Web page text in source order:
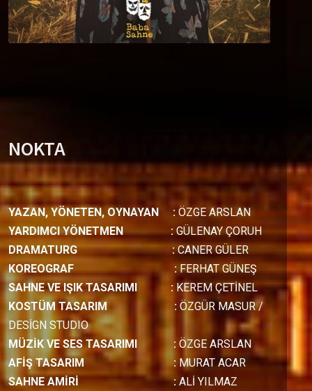
NOKTA
YAZAN, YÖNETEN, OYNAYAN : ÖZGE ARSLAN
YARDIMCI YÖNETMEN
:GÜLENAY ÇORUH
DRAMATURG
:CANER GÜLER
KOREOGRAF
: FERHAT GÜNEŞ
SAHNE VE IŞIK TASARIMI
: KEREM ÇETİNEL
KOSTÜM TASARIM
: ÖZGÜR MASUR /
DESİGN STUDIO
MÜZİK VE SES TASARIMI
: ÖZGE ARSLAN
AFİŞ TASARIM
: MURAT ACAR
SAHNE AMİRİ :ALİ YILMAZ